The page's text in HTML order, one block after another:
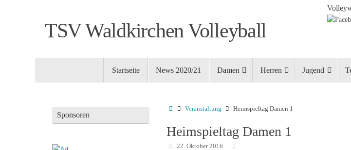
TSV Waldkirchen Volleyball
Startseite News 2020/21 Damen Herren Jugend
Startseite
Veranstaltung Heimspieltag Damen 1
Heimspieltag Damen 1
22. Oktober 2016
Sponsoren